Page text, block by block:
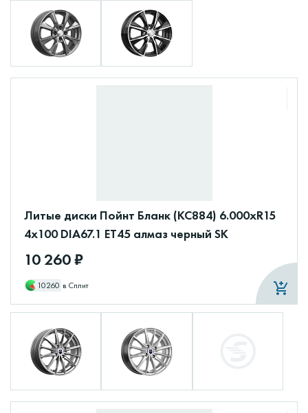
Литые диски Пойнт Бланк (КС884) 6.000xR15
4x100 DIA67.1 ET45 алмаз черный SK
10 260 ₽
10260 в Сплит